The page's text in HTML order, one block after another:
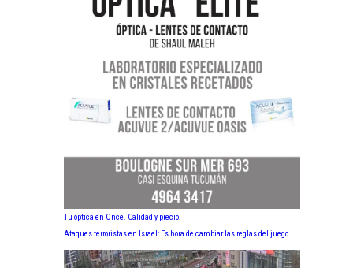
Tu óptica en Once. Calidad y precio.
Ataques terroristas en Israel: Es hora de cambiar las reglas del juego